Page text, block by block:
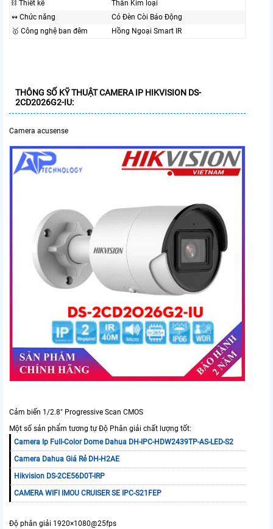
⛓ Thiết kế
Thân Kim loại
↭ Chức năng
Có Đèn Còi Báo Động
🥇️ Công nghệ ban đêm
Hồng Ngoại Smart IR
THÔNG SỐ KỸ THUẬT CAMERA IP HIKVISION DS-
2CD2026G2-IU:
Camera acusense
Cảm biến 1/2.8" Progressive Scan CMOS
Một số sản phẩm tương tự Độ Phân giải chất lượng tốt:
Camera Ip Full-Color Dome Dahua DH-IPC-HDW2439TP-AS-LED-S2
Camera Dahua Giá Rẻ DH-H2AE
Hikvision DS-2CE56D0T-IRP
CAMERA WIFI IMOU CRUISER SE IPC-S21FEP
Độ phân giải 1920×1080@25fps